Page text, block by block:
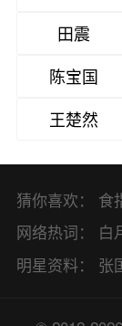
田震
陈宝国
王楚然
猜你喜欢： 食
避
网络热词：
白
凤
明星资料：
张